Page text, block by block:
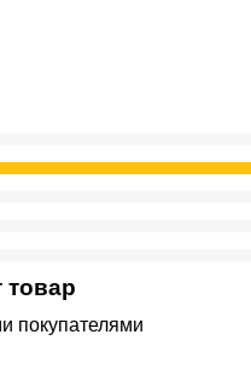
товар
покупателями